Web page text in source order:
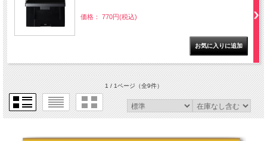
価格： 770円(税込)
1 / 1ページ（全9件）